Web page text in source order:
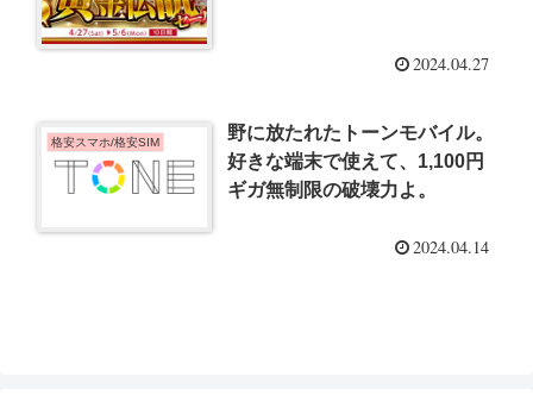
2024.04.27
格安スマホ/格安SIM
野に放たれたトーンモバイル。
好きな端末で使えて、1,100円
ギガ無制限の破壊力よ。
2024.04.14